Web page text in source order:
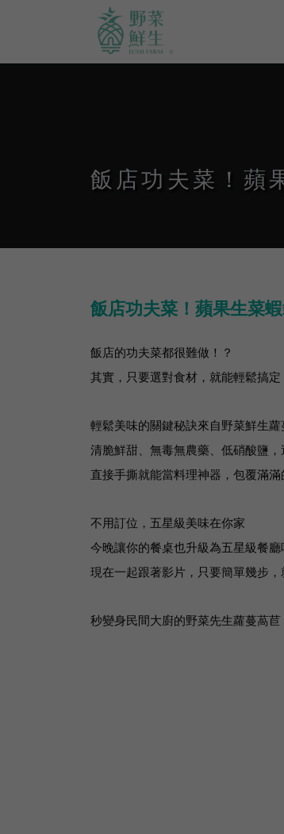
飯店功夫菜！蘋
飯店功夫菜！蘋果生菜
飯店的功夫菜都很難做！？
其實，只要選對食材，就能輕鬆搞
輕鬆美味的關鍵秘訣來自野菜鮮生
清脆鮮甜、無毒無農藥、低硝酸鹽
直接手撕就能當料理神器，包覆滿滿
不用訂位，五星級美味在你家
今晚讓你的餐桌也升級為五星級餐廳
現在一起跟著影片，只要簡單幾步
秒變身民間大廚的野菜先生蘿蔓萵苣